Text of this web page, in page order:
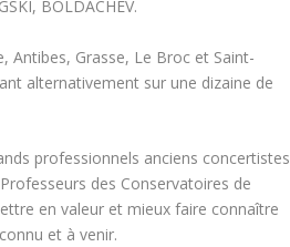
BOLDACHEV.
Antibes, Grasse, Le Broc et Saint-
alternativement sur une dizaine de
professionnels anciens concertistes
des Conservatoires de
en valeur et mieux faire connaître
et à venir.